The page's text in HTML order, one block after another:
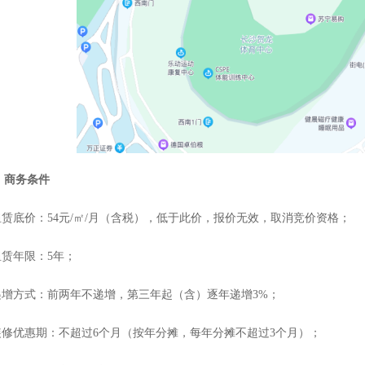
商务条件
赁底价 ： 54元/㎡/月（含税），低于此价，报价无效，取消竞价资格；
年限： 5年；
方式：前两年不递增，第三年起（含）逐年递增3%；
优惠期： 不超过6个月（按年分摊，每年分摊不超过3个月） ；